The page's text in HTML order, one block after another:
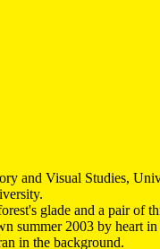
and Visual Studies,
glade and a pair of
summer 2003 by heart
in the background.